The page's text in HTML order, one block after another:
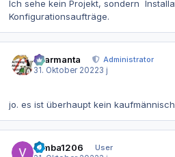
Ich sehe kein Projekt, sondern
Konfigurationsaufträge.
charmanta
Administrator
31. Oktober 20223 j
jo. es ist überhaupt kein
Simba1206
User